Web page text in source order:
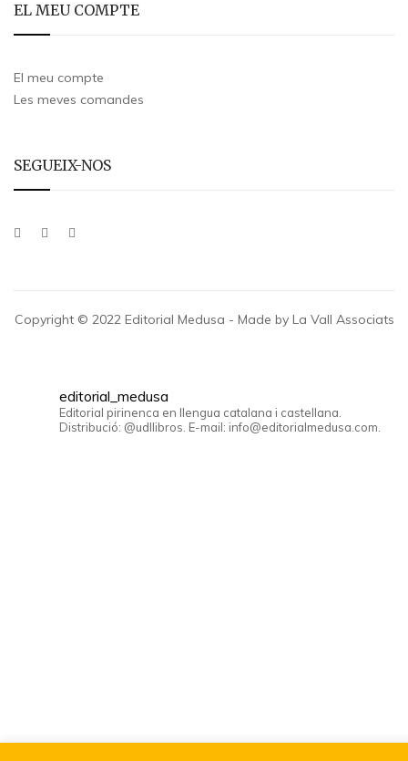
EL MEU COMPTE
El meu compte
Les meves comandes
SEGUEIX-NOS
Copyright © 2022 Editorial Medusa - Made by La Vall Associats
editorial_medusa
Editorial pirinenca en llengua catalana i castellana.
Distribució: @udllibros. E-mail: info@editorialmedusa.com.